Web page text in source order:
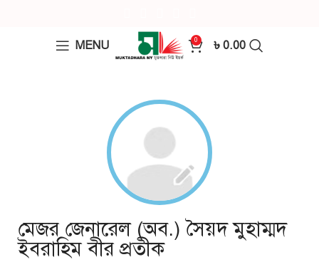
MENU 0 ৳ 0.00
মেজর জেনারেল (অব.) সৈয়দ মুহাম্মদ
ইবরাহিম বীর প্রতীক